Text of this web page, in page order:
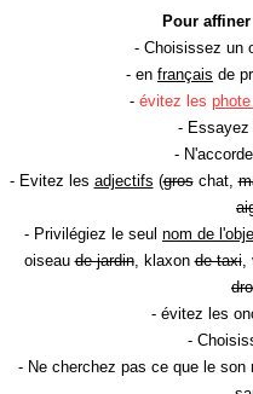
Pour
- Choisissez un
- en français de
- évitez les
- Essayez
-
- Evitez les adjectifs (groschat,
- Privilégiez le seul nom de
oiseaude jardin, klaxonde taxi,
- évitez les
-
- Ne cherchez pas ce que le